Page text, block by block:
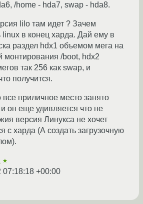
/home - hda7, swap - hda8.
lilo там идет ? Зачем
linux в конец харда. Дай ему в
раздел hdx1 объемом мега на
монтирования /boot, hdx2
так 256 как swap, и
получится.
все приличное место занято
он еще удивляется что не
версия Линукса не хочет
с харда (А создать загрузочную
★
07:18:18 +00:00